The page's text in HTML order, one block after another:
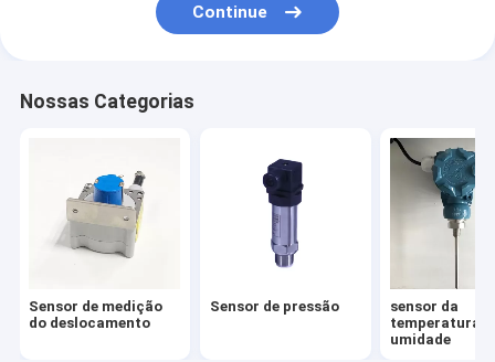
Sensor de força mecânica
Continue
Nossas Categorias
Sensor de medição
do deslocamento
Sensor de pressão
sensor da
temperatura e
umidade